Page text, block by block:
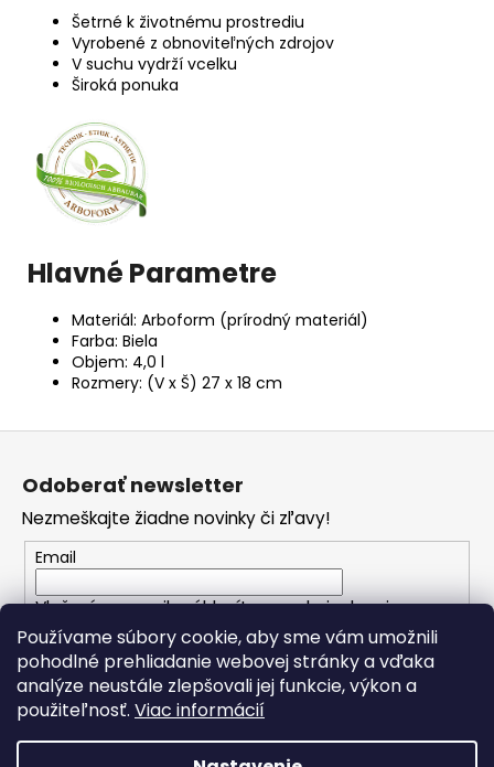
Používame súbory cookie, aby sme vám umožnili
pohodlné prehliadanie webovej stránky a vďaka
analýze neustále zlepšovali jej funkcie, výkon a
použiteľnosť. Viac informácií
Šetrné k životnému prostrediu
Vyrobené z obnoviteľných zdrojov
V suchu vydrží vcelku
Široká ponuka
Hlavné Parametre
Materiál: Arboform (prírodný materiál)
Farba: Biela
Objem: 4,0 l
Rozmery: (V x Š) 27 x 18 cm
Z
e
Odoberať newsletter
Nezmeškajte žiadne novinky či zľavy!
Email
Vložením e-mailu súhlasíte spodmienkami
ochrany osobných údajov
PRIHLÁSIŤ SA